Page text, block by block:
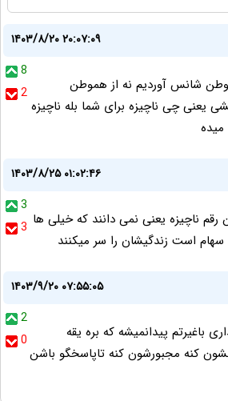
۱۴۰۳/۸/۲۰ ۲۰:۰۷:۰۹
8
2
وطن شانس آوردیم نه از هموطن
یعنی چی ناچیزه برای شما بله ناچیزه
میده
۱۴۰۳/۸/۲۵ ۰۱:۰۲:۴۶
3
3 ناچیزه یعنی نمی دانند که خیلی ها
سهام است زندگیشان را سر میکنند
۱۴۰۳/۹/۲۰ ۰۷:۵۵:۰۵
2
0
باغیرتم پیدانمیشه که بره یقه
کنه مجبورشون کنه تاپاسخگو باشن